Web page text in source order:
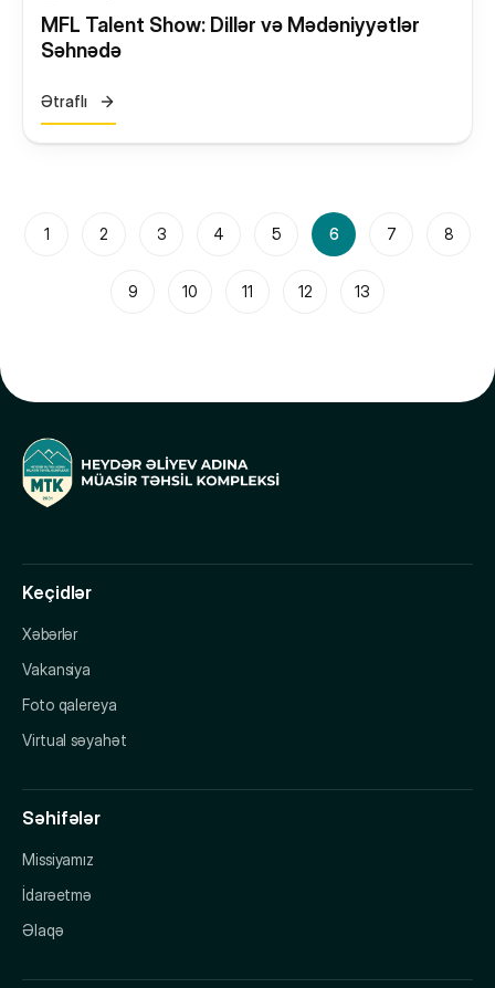
MFL Talent Show: Dillər və Mədəniyyətlər
Səhnədə
Ətraflı
1 2 3 4 5 6 7 8
9 10 11 12 13
Keçidlər
Xəbərlər
Vakansiya
Foto qalereya
Virtual səyahət
Səhifələr
Missiyamız
İdarəetmə
Əlaqə